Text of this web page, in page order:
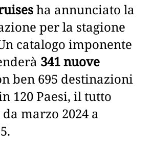
ha annunciato la
per la stagione
catalogo imponente
341 nuove
ben 695 destinazioni
120 Paesi, il tutto
marzo 2024 a